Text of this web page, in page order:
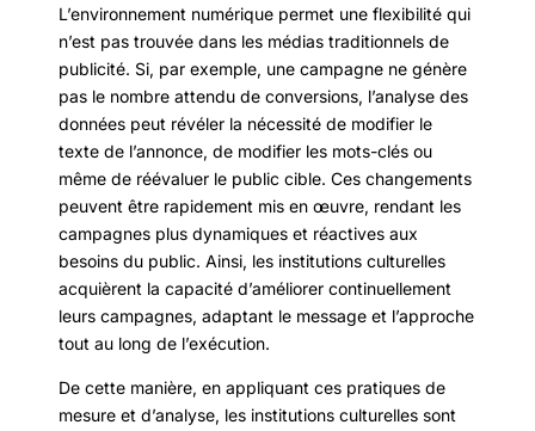
L’environnement numérique permet une flexibilité qui
n’est pas trouvée dans les médias traditionnels de
publicité. Si, par exemple, une campagne ne génère
pas le nombre attendu de conversions, l’analyse des
données peut révéler la nécessité de modifier le
texte de l’annonce, de modifier les mots-clés ou
même de réévaluer le public cible. Ces changements
peuvent être rapidement mis en œuvre, rendant les
campagnes plus dynamiques et réactives aux
besoins du public. Ainsi, les institutions culturelles
acquièrent la capacité d’améliorer continuellement
leurs campagnes, adaptant le message et l’approche
tout au long de l’exécution.
De cette manière, en appliquant ces pratiques de
mesure et d’analyse, les institutions culturelles sont